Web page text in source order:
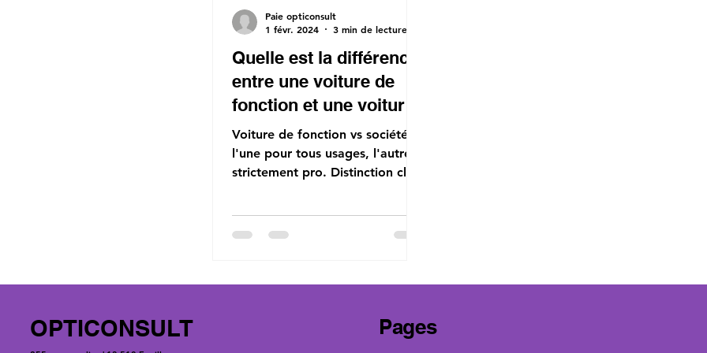
Quelle est la différence
entre une voiture de
fonction et une voiture
de société ?
Voiture de fonction vs société:
l'une pour tous usages, l'autre
strictement pro. Distinction clé
Paie opticonsult
1 févr. 2024
3 min de lecture
OPTICONSULT Pages